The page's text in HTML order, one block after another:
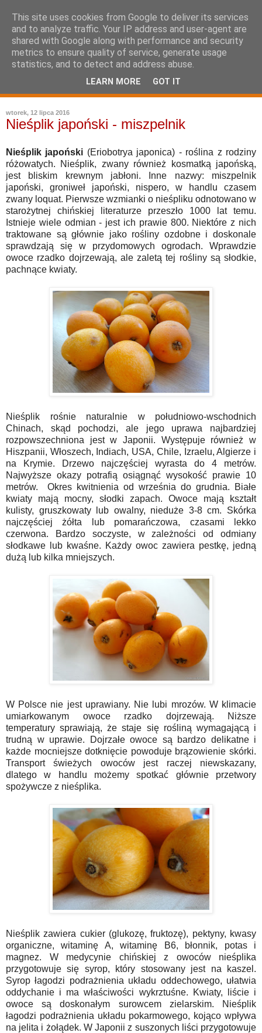
leksykon sztuki kulinarnej
wtorek, 12 lipca 2016
Nieśplik japoński - miszpelnik
Nieśplik japoński (Eriobotrya japonica) - roślina z rodziny
różowatych. Nieśplik, zwany również kosmatką japońską,
jest bliskim krewnym jabłoni. Inne nazwy: miszpelnik
japoński, groniweł japoński, nispero, w handlu czasem
zwany loquat. Pierwsze wzmianki o nieśpliku odnotowano w
starożytnej chińskiej literaturze przeszło 1000 lat temu.
Istnieje wiele odmian - jest ich prawie 800. Niektóre z nich
traktowane są głównie jako rośliny ozdobne i doskonale
sprawdzają się w przydomowych ogrodach. Wprawdzie
owoce rzadko dojrzewają, ale zaletą tej rośliny są słodkie,
pachnące kwiaty.
Nieśplik rośnie naturalnie w południowo-wschodnich
Chinach, skąd pochodzi, ale jego uprawa najbardziej
rozpowszechniona jest w Japonii. Występuje również w
Hiszpanii, Włoszech, Indiach, USA, Chile, Izraelu, Algierze i
na Krymie. Drzewo najczęściej wyrasta do 4 metrów.
Najwyższe okazy potrafią osiągnąć wysokość prawie 10
metrów. Okres kwitnienia od września do grudnia. Białe
kwiaty mają mocny, słodki zapach. Owoce mają kształt
kulisty, gruszkowaty lub owalny, nieduże 3-8 cm. Skórka
najczęściej żółta lub pomarańczowa, czasami lekko
czerwona. Bardzo soczyste, w zależności od odmiany
słodkawe lub kwaśne. Każdy owoc zawiera pestkę, jedną
dużą lub kilka mniejszych.
W Polsce nie jest uprawiany. Nie lubi mrozów. W klimacie
umiarkowanym owoce rzadko dojrzewają. Niższe
temperatury sprawiają, że staje się rośliną wymagającą i
trudną w uprawie. Dojrzałe owoce są bardzo delikatne i
każde mocniejsze dotknięcie powoduje brązowienie skórki.
Transport świeżych owoców jest raczej niewskazany,
dlatego w handlu możemy spotkać głównie przetwory
spożywcze z nieśplika.
Nieśplik zawiera cukier (glukozę, fruktozę), pektyny, kwasy
organiczne, witaminę A, witaminę B6, błonnik, potas i
magnez. W medycynie chińskiej z owoców nieśplika
przygotowuje się syrop, który stosowany jest na kaszel.
Syrop łagodzi podrażnienia układu oddechowego, ułatwia
oddychanie i ma właściwości wykrztuśne. Kwiaty, liście i
owoce są doskonałym surowcem zielarskim. Nieśplik
łagodzi podrażnienia układu pokarmowego, kojąco wpływa
na jelita i żołądek. W Japonii z suszonych liści przygotowuje
This site uses cookies from Google to deliver its services
and to analyze traffic. Your IP address and user-agent are
shared with Google along with performance and security
metrics to ensure quality of service, generate usage
statistics, and to detect and address abuse.
LEARN MORE GOT IT